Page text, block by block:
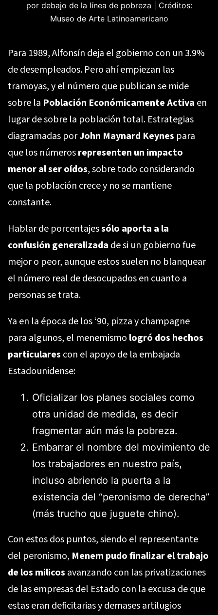
por debajo de la línea de pobreza | Créditos:
Museo de Arte Latinoamericano
Para 1989, Alfonsín deja el gobierno con un 3.9%
de desempleados. Pero ahí empiezan las
tramoyas, y el número que publican se mide
sobre la Población Económicamente Activa en
lugar de sobre la población total. Estrategias
diagramadas porJohn Maynard Keynes para
que los númerosrepresenten un impacto
menor al ser oídos, sobre todo considerando
que la población crece y no se mantiene
constante.
Hablar de porcentajessólo aporta a la
confusión generalizada de si un gobierno fue
mejor o peor, aunque estos suelen no blanquear
el número real de desocupados en cuanto a
personas se trata.
Ya en la época de los ‘90, pizza y champagne
para algunos, el menemismo logró dos hechos
particulares con el apoyo de la embajada
Estadounidense:
Oficializar los planes sociales como
otra unidad de medida, es decir
fragmentar aún más la pobreza.
Embarrar el nombre del movimiento de
los trabajadores en nuestro país,
incluso abriendo la puerta a la
existencia del “peronismo de derecha”
(más trucho que juguete chino).
Con estos dos puntos, siendo el representante
del peronismo, Menem pudo finalizar el trabajo
de los milicos avanzando con las privatizaciones
de las empresas del Estado con la excusa de que
estas eran deficitarias y demases artilugios